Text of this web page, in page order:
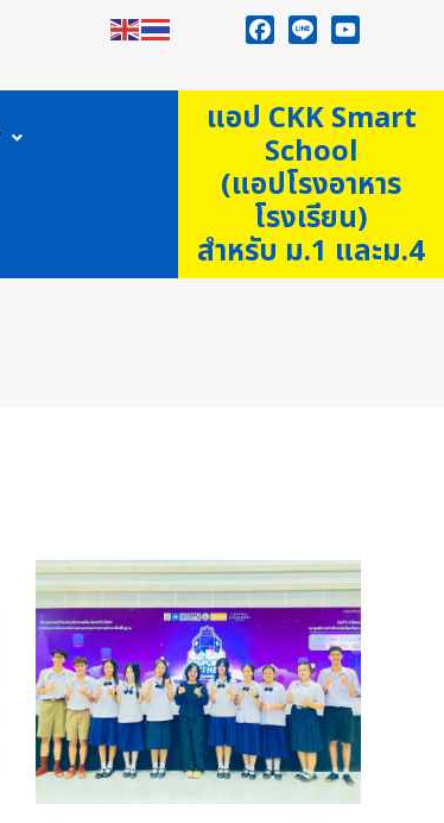
แอป CKK Smart
School
(แอปโรงอาหาร
โรงเรียน)
สำหรับ ม.1 และม.4